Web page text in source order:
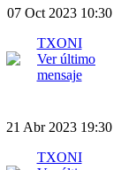
07 Oct 2023 10:30
TXONI
21 Abr 2023 19:30
TXONI